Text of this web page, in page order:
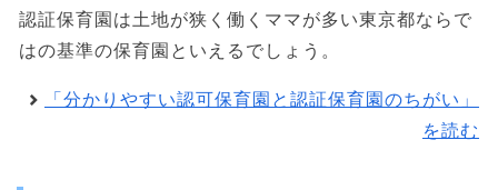
認証保育園は土地が狭く働くママが多い東京都ならで
はの基準の保育園といえるでしょう。
「分かりやすい認可保育園と認証保育園のちがい」
を読む